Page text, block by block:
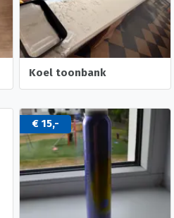
Koel toonbank
€ 15,-